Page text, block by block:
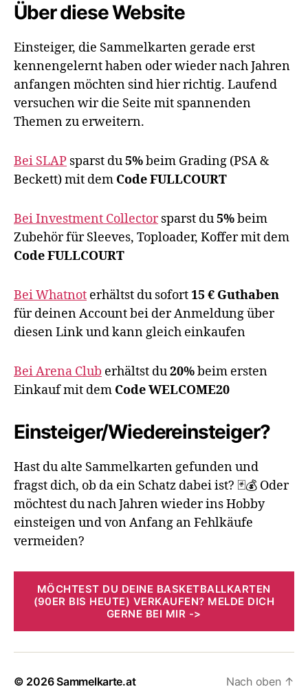
Über diese Website
Einsteiger, die Sammelkarten gerade erst
kennengelernt haben oder wieder nach Jahren
anfangen möchten sind hier richtig. Laufend
versuchen wir die Seite mit spannenden
Themen zu erweitern.
Bei SLAP sparst du5%beim Grading (PSA &
Beckett) mit dem Code FULLCOURT
Bei Investment Collectorsparst du5%beim
Zubehör für Sleeves, Toploader, Koffer mit dem
Code FULLCOURT
Bei Whatnot erhältst du sofort15 € Guthaben
für deinen Account bei der Anmeldung über
diesen Link und kann gleich einkaufen
Bei Arena Club erhältst du20%beim ersten
Einkauf mit dem Code WELCOME20
Einsteiger/Wiedereinsteiger?
Hast du alte Sammelkarten gefunden und
fragst dich, ob da ein Schatz dabei ist? 🃏💰 Oder
möchtest du nach Jahren wieder ins Hobby
einsteigen und von Anfang an Fehlkäufe
vermeiden?
MÖCHTEST DU DEINE BASKETBALLKARTEN
(90ER BIS HEUTE) VERKAUFEN? MELDE DICH
GERNE BEI MIR ->
© 2026Sammelkarte.at
Nach oben ↑